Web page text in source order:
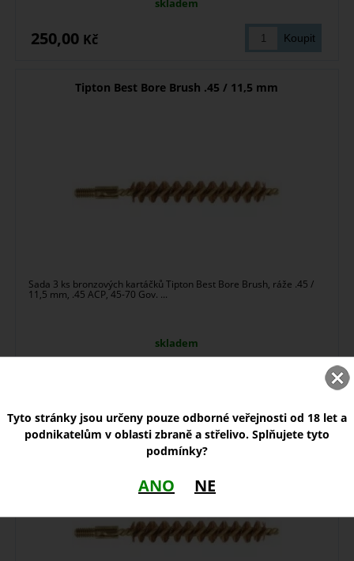
skladem
250,00 Kč
Tipton Best Bore Brush .45 / 11,5 mm
Sada 3 ks bronzových kartáčků Tipton Best Bore Brush, ráže .45 /
11,5 mm, .45 ACP, 45-70 Gov. ...
skladem
Tipton Best Bore Brush .30 / .32 / 7,62
Tyto stránky jsou určeny pouze odborné veřejnosti od 18 let a
podnikatelům v oblasti zbraně a střelivo. Splňujete tyto
podmínky?
ANO NE